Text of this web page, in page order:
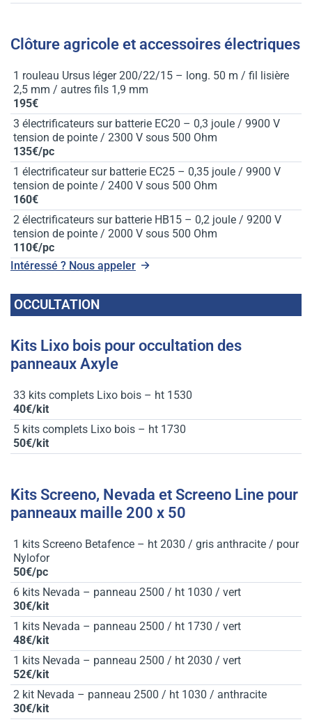
Clôture agricole et accessoires électriques
1 rouleau Ursus léger 200/22/15 – long. 50 m / fil lisière
2,5 mm / autres fils 1,9 mm
195€
3 électrificateurs sur batterie EC20 – 0,3 joule / 9900 V
tension de pointe / 2300 V sous 500 Ohm
135€/pc
1 électrificateur sur batterie EC25 – 0,35 joule / 9900 V
tension de pointe / 2400 V sous 500 Ohm
160€
2 électrificateurs sur batterie HB15 – 0,2 joule / 9200 V
tension de pointe / 2000 V sous 500 Ohm
110€/pc
Intéressé ? Nous appeler
OCCULTATION
Kits Lixo bois pour occultation des
panneaux Axyle
33 kits complets Lixo bois – ht 1530
40€/kit
5 kits complets Lixo bois – ht 1730
50€/kit
Kits Screeno, Nevada et Screeno Line pour
panneaux maille 200 x 50
1 kits Screeno Betafence – ht 2030 / gris anthracite / pour
Nylofor
50€/pc
6 kits Nevada – panneau 2500 / ht 1030 / vert
30€/kit
1 kits Nevada – panneau 2500 / ht 1730 / vert
48€/kit
1 kits Nevada – panneau 2500 / ht 2030 / vert
52€/kit
2 kit Nevada – panneau 2500 / ht 1030 / anthracite
30€/kit